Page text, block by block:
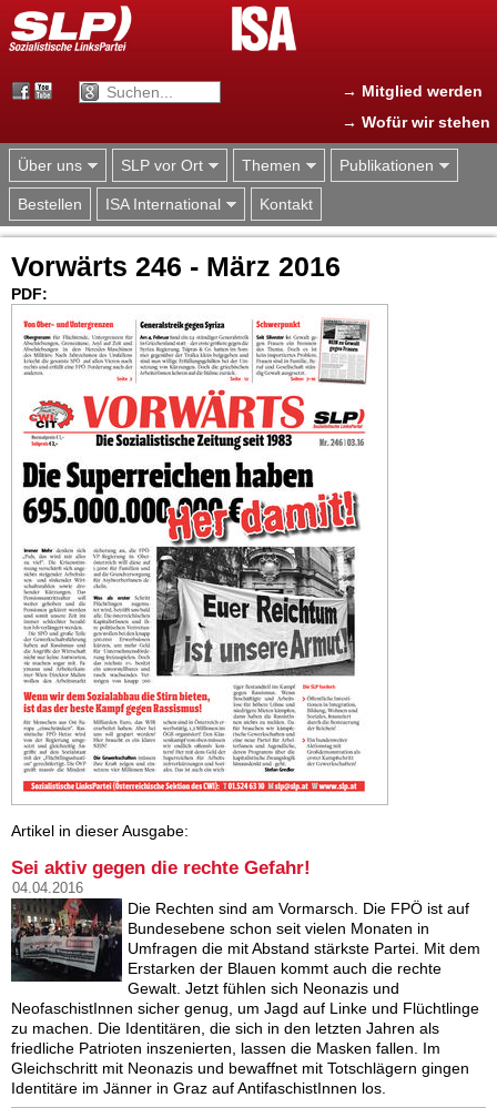
Jump to navigation
→ Mitglied werden
→ Wofür wir stehen
Über uns SLP vor Ort Themen Publikationen
Bestellen ISA International Kontakt
Vorwärts 246 - März 2016
PDF:
Artikel in dieser Ausgabe:
Sei aktiv gegen die rechte Gefahr!
04.04.2016
Die Rechten sind am Vormarsch. Die FPÖ ist auf
Bundesebene schon seit vielen Monaten in
Umfragen die mit Abstand stärkste Partei. Mit dem
Erstarken der Blauen kommt auch die rechte
Gewalt. Jetzt fühlen sich Neonazis und
NeofaschistInnen sicher genug, um Jagd auf Linke und Flüchtlinge
zu machen. Die Identitären, die sich in den letzten Jahren als
friedliche Patrioten inszenierten, lassen die Masken fallen. Im
Gleichschritt mit Neonazis und bewaffnet mit Totschlägern gingen
Identitäre im Jänner in Graz auf AntifaschistInnen los.